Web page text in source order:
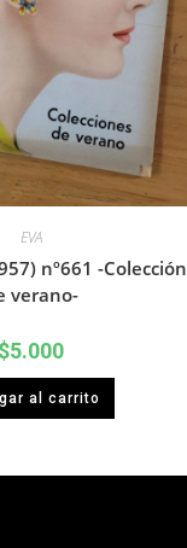
EVA
nº661 -Colección
verano-
$5.000
al carrito